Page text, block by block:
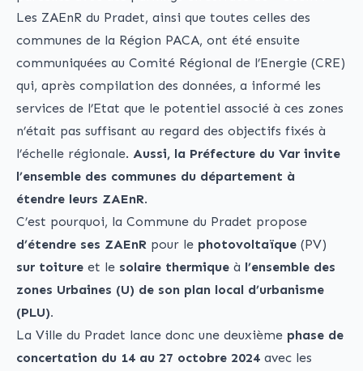
Les ZAEnR du Pradet, ainsi que toutes celles des
communes de la Région PACA, ont été ensuite
communiquées au Comité Régional de l’Energie (CRE)
qui, après compilation des données, a informé les
services de l’Etat que le potentiel associé à ces zones
n’était pas suffisant au regard des objectifs fixés à
l’échelle régionale. Aussi, la Préfecture du Var invite
l’ensemble des communes du département à
étendre leurs ZAEnR.
C’est pourquoi, la Commune du Pradet propose
d’étendre ses ZAEnR pour le photovoltaïque (PV)
sur toiture et le solaire thermique à l’ensemble des
zones Urbaines (U) de son plan local d’urbanisme
(PLU).
La Ville du Pradet lance donc une deuxième phase de
concertation du 14 au 27 octobre 2024 avec les